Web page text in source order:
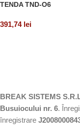
TENDA TND-O6
391,74 lei
BREAK SISTEMS
Busuiocului nr. 6.
înregistrare